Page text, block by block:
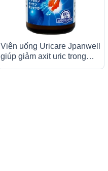
Viên uống Uricare Jpanwell
giúp giảm axit uric trong
máu (60 viên)